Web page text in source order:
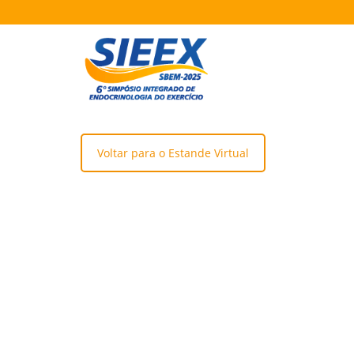
Voltar para o Estande Virtual